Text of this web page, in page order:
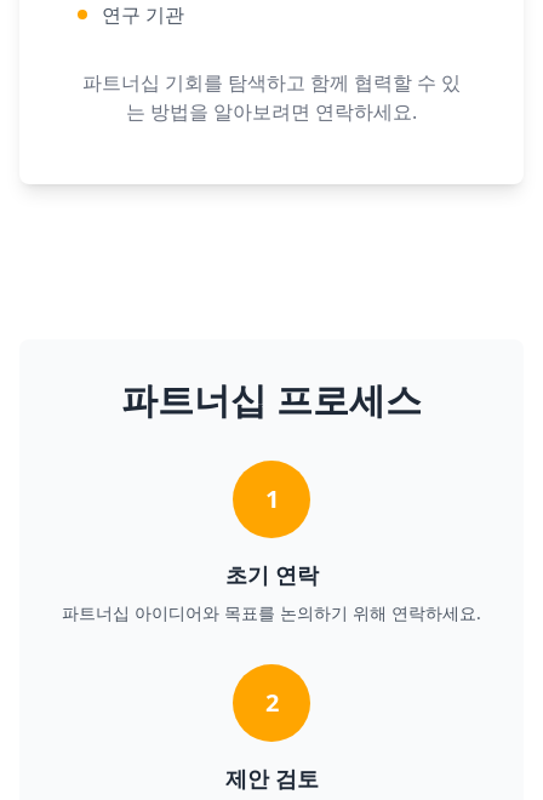
연구 기관
파트너십 기회를 탐색하고 함께 협력할 수 있
는 방법을 알아보려면 연락하세요.
파트너십 프로세스
1
초기 연락
파트너십 아이디어와 목표를 논의하기 위해 연락하세요.
2
제안 검토